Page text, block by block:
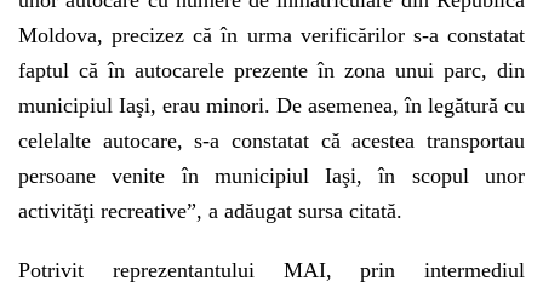
Moldova, precizez că în urma verificărilor s-a constatat
faptul că în autocarele prezente în zona unui parc, din
municipiul Iaşi, erau minori. De asemenea, în legătură cu
celelalte autocare, s-a constatat că acestea transportau
persoane venite în municipiul Iaşi, în scopul unor
activităţi recreative”, a adăugat sursa citată.
Potrivit reprezentantului MAI, prin intermediul